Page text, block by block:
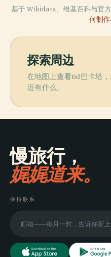
基于 Wikidata、维基百科与官方
何制
探索周边
在地图上查看Bd巴卡塔
近有什么。
慢旅行，
娓娓道来。
保持联系